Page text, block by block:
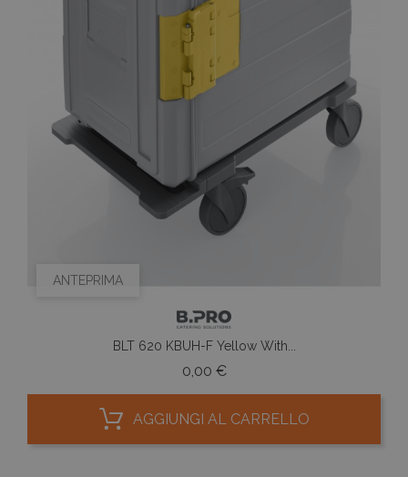
ANTEPRIMA
BLT 620 KBUH-F Yellow With...
0,00 €Prezzo
AGGIUNGI AL CARRELLO